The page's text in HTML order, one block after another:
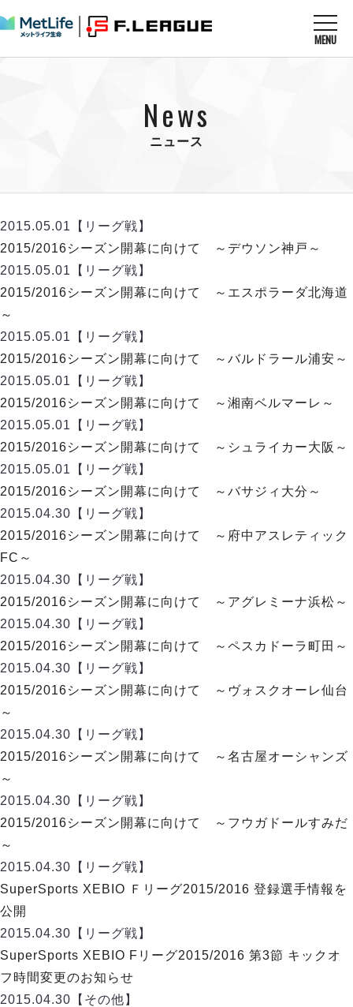
MENU
U-23選抜
クラブ
チケット
メディア情報
フットサル日本代表
MATCHES
順位表
戦績表
警告・退場・出場停止選手
個人ランキング｜ゴール
個人ランキング｜シュート成功率
個人ランキング｜第2PK
メットライフ生命Ｆ２リーグ
試合日程
順位表
戦績表
警告・退場・出場停止選手
個人ランキング｜ゴール
個人ランキング｜シュート成功率
個人ランキング｜第2PK
メットライフ生命Ｆリーグカップ 2026
試合日程・結果
大会概要
チケット情報
過去の記録
メットライフ生命Ｆ１リーグ
エスポラーダ北海道
バルドラール浦安
しながわシティ
立川アスレティックFC
ペスカドーラ町田
湘南ベルマーレ
ボアルース長野
名古屋オーシャンズ
シュライカー大阪
ボルクバレット北九州
バサジィ大分
メットライフ生命Ｆ２リーグ
ヴォスクオーレ仙台
マルバ水戸FC
リガーレヴィア葛飾
Y．S．C．C．横浜
ヴィンセドール白山
アグレミーナ浜松
ポルセイド浜田
ミラクルスマイル新居浜
チケットを買う
アリーナ情報 ARENA
リーグ概要 ABOUT US
リーグ概要
日本フットサルリーグについて
大会概要
リーグ要項
クラブライセンス関連
アリーナ観戦マナー&ルール
過去の記録 ARCHIVE
過去の試合記録
ディビジョン1 試合記録
ディビジョン2 試合記録
Ｆリーグカップ 試合記録
リーグ統計データ
記念ゴール
ハットトリック
担当審判員
エスポラーダ北海道
フウガドールすみだ
しながわシティ
立川アスレティックFC
湘南ベルマーレ
ボアルース長野
シュライカー大阪
ボルクバレット北九州
バサジィ大分
プロジェクト PROJECT
ABeam AWARD
DIVISION01
DIVISION02
News
ニュース
2015.05.01
【リーグ戦】
2015/2016シーズン開幕に向けて ～デウソン神戸～
2015.05.01
【リーグ戦】
2015/2016シーズン開幕に向けて ～エスポラーダ北海道
～
2015.05.01
【リーグ戦】
2015/2016シーズン開幕に向けて ～バルドラール浦安～
2015.05.01
【リーグ戦】
2015/2016シーズン開幕に向けて ～湘南ベルマーレ～
2015.05.01
【リーグ戦】
2015/2016シーズン開幕に向けて ～シュライカー大阪～
2015.05.01
【リーグ戦】
2015/2016シーズン開幕に向けて ～バサジィ大分～
2015.04.30 【リーグ戦】
2015/2016シーズン開幕に向けて ～府中アスレティック
FC～
2015.04.30 【リーグ戦】
2015/2016シーズン開幕に向けて ～アグレミーナ浜松～
2015.04.30 【リーグ戦】
2015/2016シーズン開幕に向けて ～ペスカドーラ町田～
2015.04.30 【リーグ戦】
2015/2016シーズン開幕に向けて ～ヴォスクオーレ仙台
～
2015.04.30 【リーグ戦】
2015/2016シーズン開幕に向けて ～名古屋オーシャンズ
～
2015.04.30 【リーグ戦】
2015/2016シーズン開幕に向けて ～フウガドールすみだ
～
2015.04.30 【リーグ戦】
SuperSports XEBIO Ｆリーグ2015/2016 登録選手情報を
公開
2015.04.30 【リーグ戦】
SuperSports XEBIO Fリーグ2015/2016 第3節 キックオ
フ時間変更のお知らせ
2015.04.30 【その他】